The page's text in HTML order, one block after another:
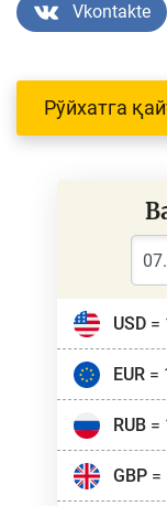
Vkontakte
Рўйхатга
USD=
EUR=
RUB=
GBP=